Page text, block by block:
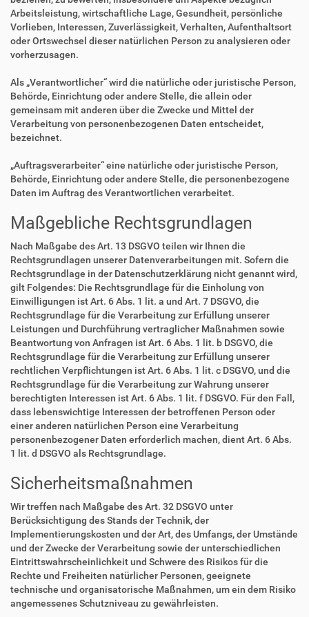
Arbeitsleistung, wirtschaftliche Lage, Gesundheit, persönliche
Vorlieben, Interessen, Zuverlässigkeit, Verhalten, Aufenthaltsort
oder Ortswechsel dieser natürlichen Person zu analysieren oder
vorherzusagen.
Als „Verantwortlicher“ wird die natürliche oder juristische Person,
Behörde, Einrichtung oder andere Stelle, die allein oder
gemeinsam mit anderen über die Zwecke und Mittel der
Verarbeitung von personenbezogenen Daten entscheidet,
bezeichnet.
„Auftragsverarbeiter“ eine natürliche oder juristische Person,
Behörde, Einrichtung oder andere Stelle, die personenbezogene
Daten im Auftrag des Verantwortlichen verarbeitet.
Maßgebliche Rechtsgrundlagen
Nach Maßgabe des Art. 13 DSGVO teilen wir Ihnen die
Rechtsgrundlagen unserer Datenverarbeitungen mit. Sofern die
Rechtsgrundlage in der Datenschutzerklärung nicht genannt wird,
gilt Folgendes: Die Rechtsgrundlage für die Einholung von
Einwilligungen ist Art. 6 Abs. 1 lit. a und Art. 7 DSGVO, die
Rechtsgrundlage für die Verarbeitung zur Erfüllung unserer
Leistungen und Durchführung vertraglicher Maßnahmen sowie
Beantwortung von Anfragen ist Art. 6 Abs. 1 lit. b DSGVO, die
Rechtsgrundlage für die Verarbeitung zur Erfüllung unserer
rechtlichen Verpflichtungen ist Art. 6 Abs. 1 lit. c DSGVO, und die
Rechtsgrundlage für die Verarbeitung zur Wahrung unserer
berechtigten Interessen ist Art. 6 Abs. 1 lit. f DSGVO. Für den Fall,
dass lebenswichtige Interessen der betroffenen Person oder
einer anderen natürlichen Person eine Verarbeitung
personenbezogener Daten erforderlich machen, dient Art. 6 Abs.
1 lit. d DSGVO als Rechtsgrundlage.
Sicherheitsmaßnahmen
Wir treffen nach Maßgabe des Art. 32 DSGVO unter
Berücksichtigung des Stands der Technik, der
Implementierungskosten und der Art, des Umfangs, der Umstände
und der Zwecke der Verarbeitung sowie der unterschiedlichen
Eintrittswahrscheinlichkeit und Schwere des Risikos für die
Rechte und Freiheiten natürlicher Personen, geeignete
technische und organisatorische Maßnahmen, um ein dem Risiko
angemessenes Schutzniveau zu gewährleisten.